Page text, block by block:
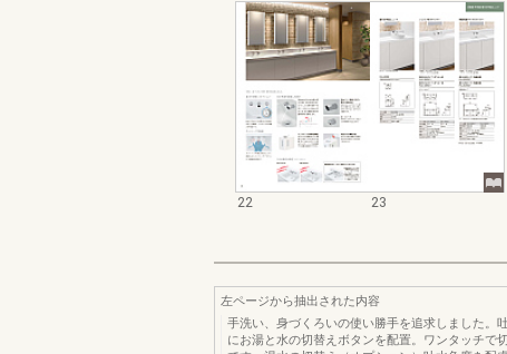
22 23
左ページから抽出された内容
手洗い、身づくろいの使い勝手を追求しました。
にお湯と水の切替えボタンを配置。ワンタッチで